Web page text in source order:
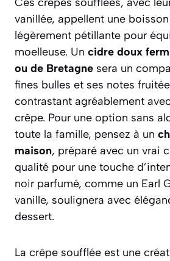
vanillée, appellent une
légèrement pétillante pour
moelleuse. Un cidre doux
ou de Bretagne sera un
fines bulles et ses notes
contrastant agréablement
crêpe. Pour une option sans
toute la famille, pensez à un
maison, préparé avec un vrai
qualité pour une touche
noir parfumé, comme un Earl
vanille, soulignera avec
dessert.
La crêpe soufflée est une